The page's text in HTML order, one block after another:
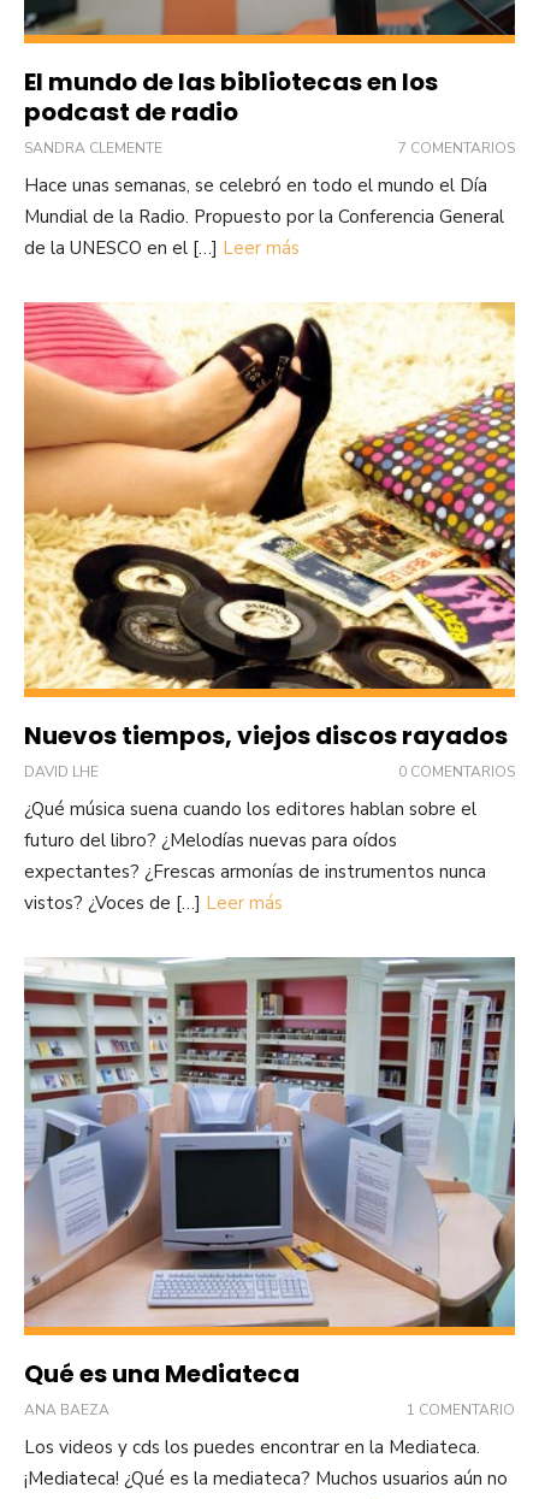
El mundo de las bibliotecas en los
podcast de radio
SANDRA CLEMENTE 7 COMENTARIOS
Hace unas semanas, se celebró en todo el mundo el Día
Mundial de la Radio. Propuesto por la Conferencia General
de la UNESCO en el […] Leer más
Nuevos tiempos, viejos discos rayados
DAVID LHE 0 COMENTARIOS
¿Qué música suena cuando los editores hablan sobre el
futuro del libro? ¿Melodías nuevas para oídos
expectantes? ¿Frescas armonías de instrumentos nunca
vistos? ¿Voces de […] Leer más
Qué es una Mediateca
ANA BAEZA 1 COMENTARIO
Los videos y cds los puedes encontrar en la Mediateca.
¡Mediateca! ¿Qué es la mediateca? Muchos usuarios aún no